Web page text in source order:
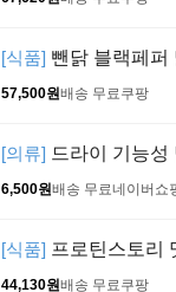
[식품] 뺀닭 블랙페퍼
57,500원배송 무료 쿠팡
[의류] 드라이 기능
6,500원배송 무료네이버쇼
[식품] 프로틴스토리
44,130원배송 무료 쿠팡